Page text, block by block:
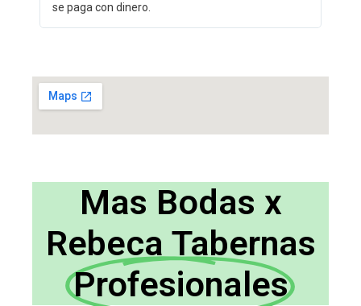
se paga con dinero.
Mas Bodas x
Rebeca Tabernas
Profesionales